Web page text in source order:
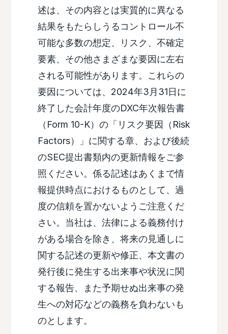
述は、その内容とは実質的に異なる
結果をもたらしうるコントロール不
可能な多数の想定、リスク、不確定
要素、その他さまざまな要因に左右
される可能性があります。これらの
要因については、2024年3月31日に
終了した会計年度のDXC年次報告書
（Form 10-K）の「リスク要因（Risk
Factors）」に関する章、および後続
のSEC提出書類内の更新情報をご参
照ください。係る記述はあくまで情
報提供時点におけるものとして、過
度の信頼を置かないようご注意くだ
さい。当社は、法律による義務付け
がある場合を除き、将来の見通しに
関する記述の更新や修正、本文書の
発行後に発生する出来事や状況に関
する報告、また予期せぬ出来事の発
生への対応などの義務を負わないも
のとします。